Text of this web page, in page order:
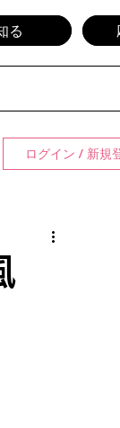
る
ログイン / 新規